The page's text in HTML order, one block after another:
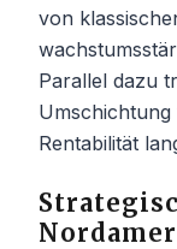
von
Parallel dazu
Rentabilität